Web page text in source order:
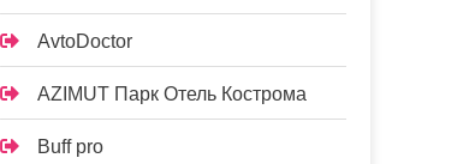
AvtoDoctor
AZIMUT Парк Отель Кострома
Buff pro